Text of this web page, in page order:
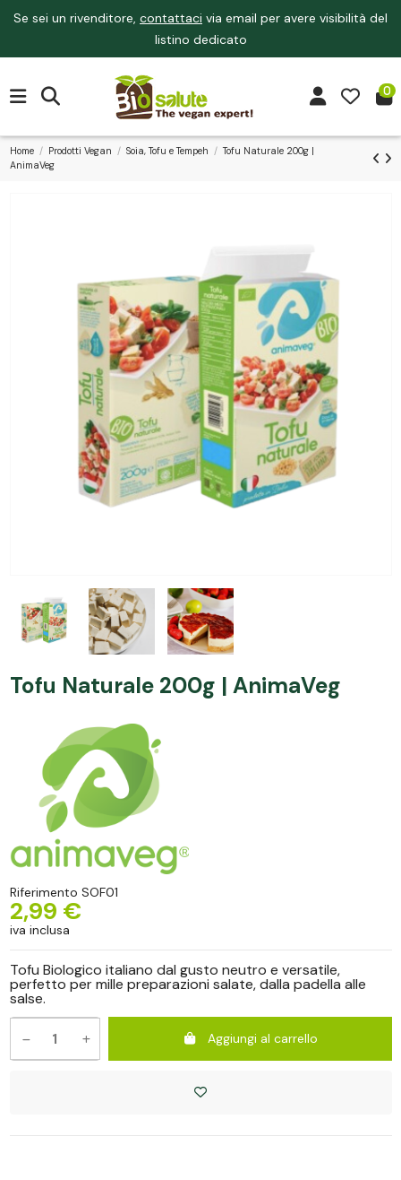
Se sei un rivenditore, contattaci via email per avere visibilità del
listino dedicato
0
Home Prodotti Vegan Soia, Tofu e Tempeh
Tofu Naturale 200g |
AnimaVeg
Tofu Naturale 200g | AnimaVeg
Riferimento SOF01
2,99 €
iva inclusa
Tofu Biologico italiano dal gusto neutro e versatile,
perfetto per mille preparazioni salate, dalla padella alle
salse.
Aggiungi al carrello